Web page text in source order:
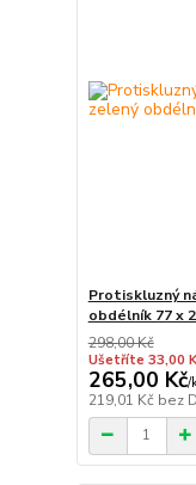
Protiskluzný
obdélník 77 x
298,00 Kč
Ušetříte 33,00
265,00 Kč/
219,01 Kč bez